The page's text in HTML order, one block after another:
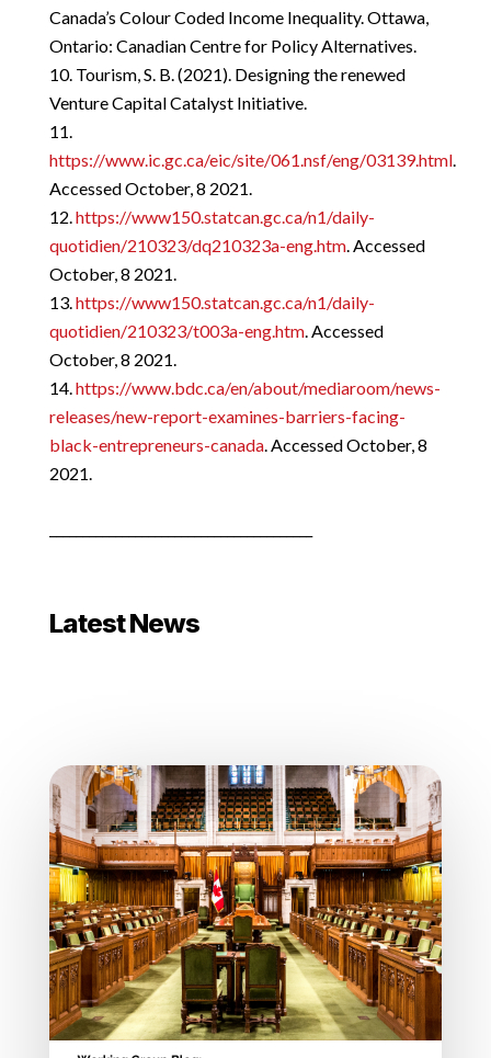
Canada’s Colour Coded Income Inequality. Ottawa,
Ontario: Canadian Centre for Policy Alternatives.
Tourism, S. B. (2021). Designing the renewed
Venture Capital Catalyst Initiative.
https://www.ic.gc.ca/eic/site/061.nsf/eng/03139.html.
Accessed October, 8 2021.
https://www150.statcan.gc.ca/n1/daily-
quotidien/210323/dq210323a-eng.htm. Accessed
October, 8 2021.
https://www150.statcan.gc.ca/n1/daily-
quotidien/210323/t003a-eng.htm. Accessed
October, 8 2021.
https://www.bdc.ca/en/about/mediaroom/news-
releases/new-report-examines-barriers-facing-
black-entrepreneurs-canada. Accessed October, 8
2021.
Latest News